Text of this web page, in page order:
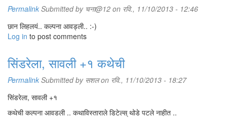
Permalink Submitted by चना@12 on रवि., 11/10/2013 - 12:46
छान लिहलयं.. कल्पना आवड्ली.. :-)
Log in to post comments
सिंडरेला, सावली +१ कथेची
Permalink Submitted by सशलon रवि., 11/10/2013 - 18:27
सिंडरेला, सावली +१
कथेची कल्पना आवडली .. कथाविस्ताराले डिटेल्स् थोडे पटले नाहीत ..